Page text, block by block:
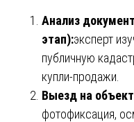
Анализ
этап):эксперт
публичную
купли-продажи.
Выезд на
фотофиксация,